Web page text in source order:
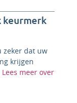
keurmerk
zeker dat uw
krijgen
Lees meer over